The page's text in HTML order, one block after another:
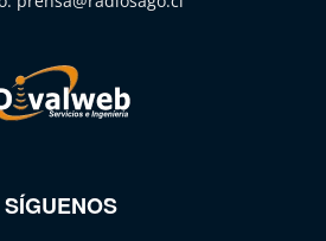
SÍGUENOS